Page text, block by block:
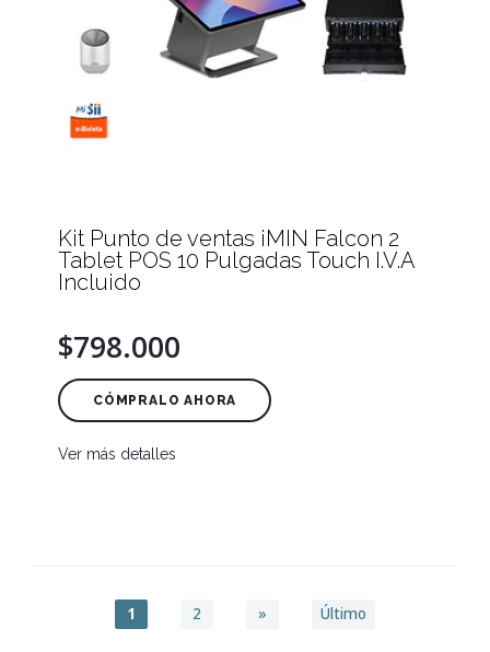
Kit Punto de ventas iMIN Falcon 2
Tablet POS 10 Pulgadas Touch I.V.A
Incluido
$798.000
CÓMPRALO AHORA
Ver más detalles
1 2 » Último